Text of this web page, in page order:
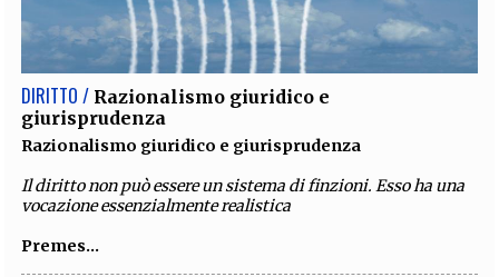
EXTRA
CODICI RUBRICHE LIBRI PROCEEDINGS CONTATTI
SOCIAL MEDIA
DIRITTO / Razionalismo giuridico e
giurisprudenza
Razionalismo giuridico e giurisprudenza
Il diritto non può essere un sistema di finzioni. Esso ha una
vocazione essenzialmente realistica
Premes...